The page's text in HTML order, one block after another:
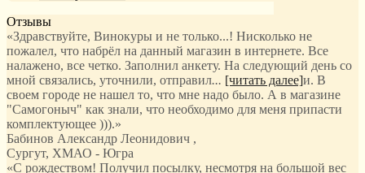
Отзывы
«Здравствуйте, Винокуры и не только...! Нисколько не
пожалел, что набрёл на данный магазин в интернете. Все
налажено, все четко. Заполнил анкету. На следующий день со
мной связались, уточнили, отправил... [читать далее]и. В
своем городе не нашел то, что мне надо было. А в магазине
"Самогоныч" как знали, что необходимо для меня припасти
комплектующее ))).»
Бабинов Александр Леонидович ,
Сургут, ХМАО - Югра
«С рождеством! Получил посылку, несмотря на большой вес